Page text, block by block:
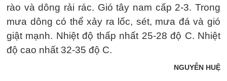
rào và dông rải rác. Gió tây nam cấp 2-3. Trong
mưa dông có thể xảy ra lốc, sét, mưa đá và gió
giật mạnh. Nhiệt độ thấp nhất 25-28 độ C. Nhiệt
độ cao nhất 32-35 độ C.
NGUYỄN HUỆ